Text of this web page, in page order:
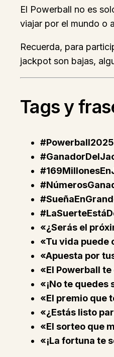
El Powerball no es
viajar por el mundo o
Recuerda, para
jackpot son bajas,
Tags y
#Powerball2025
«¿Serás el
«Tu vida puede
«Apuesta por
«El Powerball
«¡No te quedes
«El premio que
«¿Estás listo
«El sorteo que
«¡La fortuna te